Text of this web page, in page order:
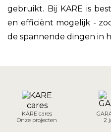
gebruikt. Bij KARE is
en efficiënt mogelijk -
de spannende dingen in
KARE cares
Onze projecten
2